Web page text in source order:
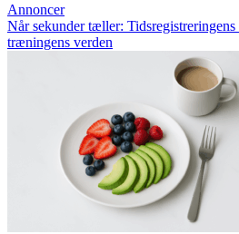
Annoncer
Når sekunder tæller:
træningens verden